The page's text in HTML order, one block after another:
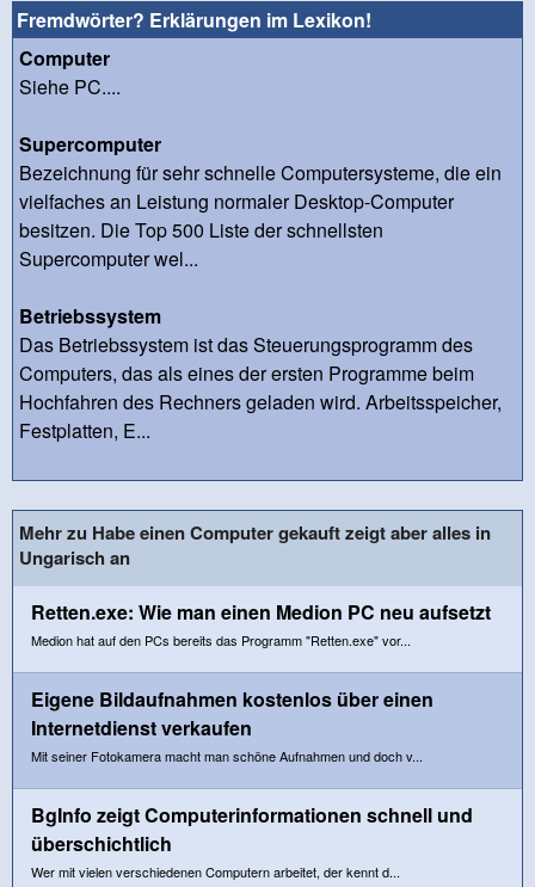
Fremdwörter? Erklärungen im Lexikon!
Computer
Siehe PC....
Supercomputer
Bezeichnung für sehr schnelle Computersysteme, die ein
vielfaches an Leistung normaler Desktop-Computer
besitzen. Die Top 500 Liste der schnellsten
Supercomputer wel...
Betriebssystem
Das Betriebssystem ist das Steuerungsprogramm des
Computers, das als eines der ersten Programme beim
Hochfahren des Rechners geladen wird. Arbeitsspeicher,
Festplatten, E...
Mehr zu Habe einen Computer gekauft zeigt aber alles in
Ungarisch an
Retten.exe: Wie man einen Medion PC neu aufsetzt
Medion hat auf den PCs bereits das Programm "Retten.exe" vor...
Eigene Bildaufnahmen kostenlos über einen
Internetdienst verkaufen
Mit seiner Fotokamera macht man schöne Aufnahmen und doch v...
BgInfo zeigt Computerinformationen schnell und
überschichtlich
Wer mit vielen verschiedenen Computern arbeitet, der kennt d...